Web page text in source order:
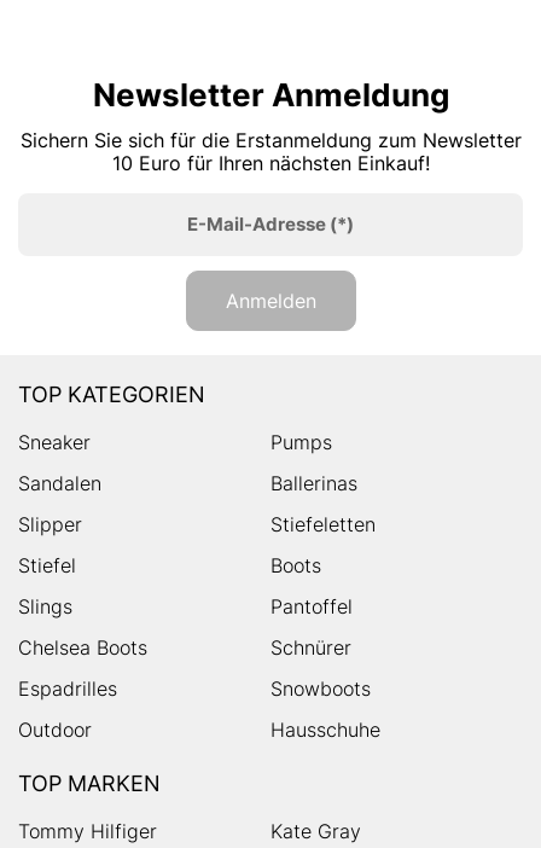
Newsletter Anmeldung
Sichern Sie sich für die Erstanmeldung zum Newsletter
10 Euro für Ihren nächsten Einkauf!
E-Mail-Adresse (*)
Anmelden
TOP KATEGORIEN
Sneaker
Pumps
Sandalen
Ballerinas
Slipper
Stiefeletten
Stiefel
Boots
Slings
Pantoffel
Chelsea Boots
Schnürer
Espadrilles
Snowboots
Outdoor
Hausschuhe
TOP MARKEN
Tommy Hilfiger
Kate Gray